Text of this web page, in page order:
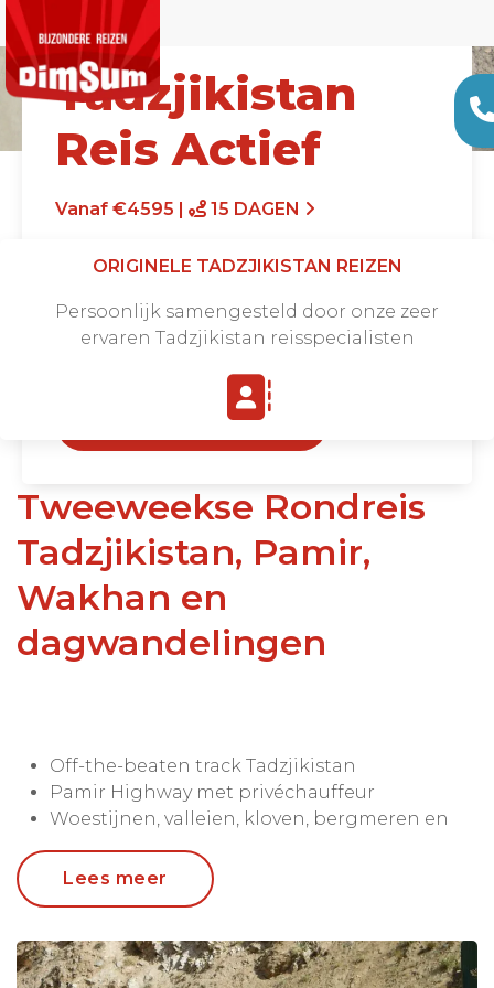
Tadzjikistan
Reis Actief
Vanaf €4595 | 15 DAGEN
Offerte aanvragen
ORIGINELE TADZJIKISTAN REIZEN
Persoonlijk samengesteld door onze zeer
ervaren Tadzjikistan reisspecialisten
Tweeweekse Rondreis
Tadzjikistan, Pamir,
Wakhan en
dagwandelingen
Off-the-beaten track Tadzjikistan
Pamir Highway met privéchauffeur
Woestijnen, valleien, kloven, bergmeren en
Geheel op maat samen te stellen
Reis naar het prachtige en onontdekte
Tadzjikistan, gelegen in hart van Azië. Een regio
Lees meer